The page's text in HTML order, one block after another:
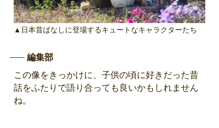
▲日本昔ばなしに登場するキュートなキャラクターたち
編集部
この像をきっかけに、子供の頃に好きだった昔
話をふたりで語り合っても良いかもしれません
ね。